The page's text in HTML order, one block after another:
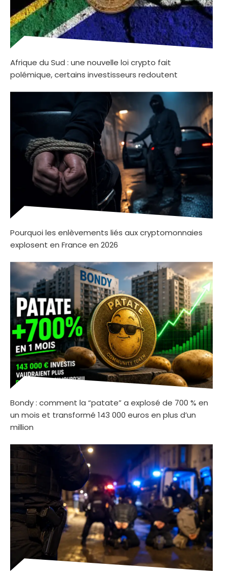
Afrique du Sud : une nouvelle loi crypto fait
polémique, certains investisseurs redoutent
Pourquoi les enlèvements liés aux cryptomonnaies
explosent en France en 2026
Bondy : comment la “patate” a explosé de 700 % en
un mois et transformé 143 000 euros en plus d’un
million